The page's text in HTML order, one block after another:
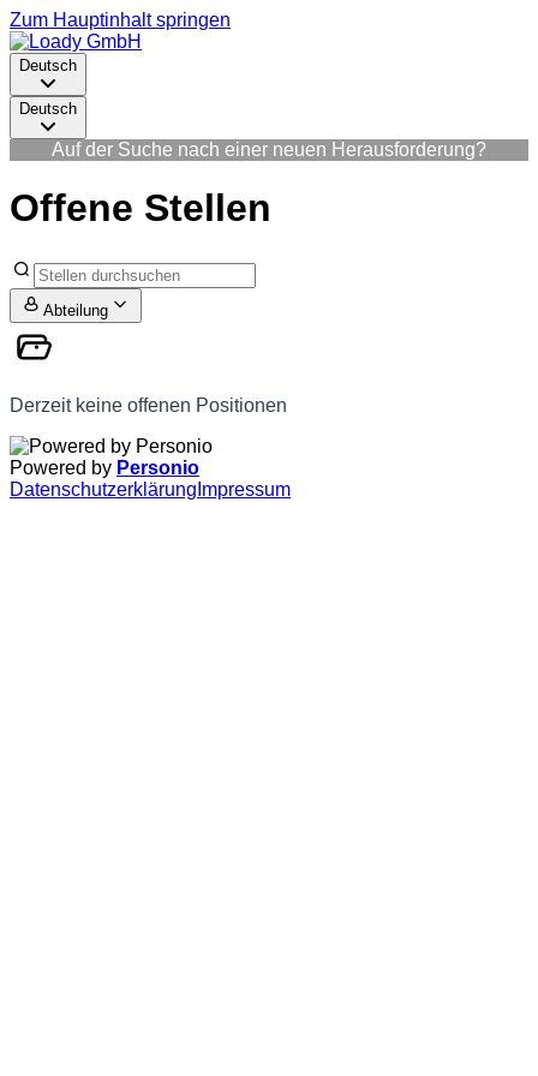
Zum Hauptinhalt springen
Deutsch
Deutsch
Auf der Suche nach einer neuen Herausforderung?
Offene Stellen
Abteilung
Derzeit keine offenen Positionen
Powered by Personio
Datenschutzerklärung Impressum